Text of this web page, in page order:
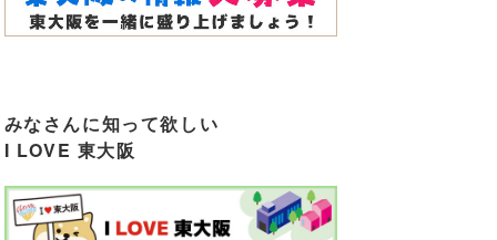
みなさんに知って欲しい
I LOVE 東大阪